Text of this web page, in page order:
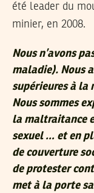
été leader du
minier, en 2008.
Nous n’avons
maladie). Nous
supérieures à la
Nous sommes
la maltraitance
sexuel … et en
de couverture
de protester
met à la porte